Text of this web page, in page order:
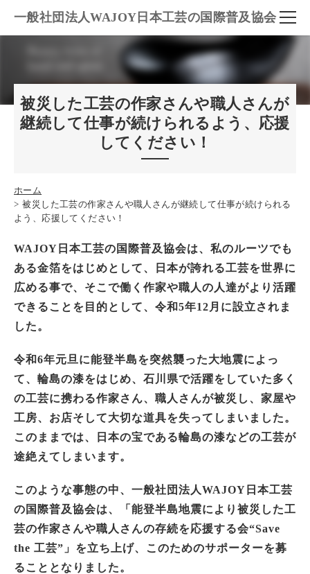
一般社団法人WAJOY日本工芸の国際普及協会
被災した工芸の作家さんや職人さんが
継続して仕事が続けられるよう、応援
してください！
ホーム
被災した工芸の作家さんや職人さんが継続して仕事が続けられる
よう、応援してください！
WAJOY 日本工芸の国際普及協会は、私のルーツでも
ある金箔をはじめとして、日本が誇れる工芸を世界に
広める事で、そこで働く作家や職人の人達がより活躍
できることを目的として、令和5年12月に設立されま
した。
令和6年元旦に能登半島を突然襲った大地震によっ
て、輪島の漆をはじめ、石川県で活躍をしていた多く
の工芸に携わる作家さん、職人さんが被災し、家屋や
工房、お店そして大切な道具を失ってしまいました。
このままでは、日本の宝である輪島の漆などの工芸が
途絶えてしまいます。
このような事態の中、一般社団法人WAJOY日本工芸
の国際普及協会は、「能登半島地震により被災した工
芸の作家さんや職人さんの存続を応援する会“Save
the 工芸”」を立ち上げ、このためのサポーターを募
ることとなりました。